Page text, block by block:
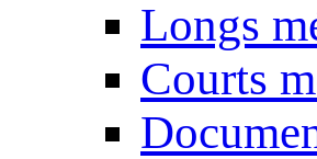
Longs
Courts